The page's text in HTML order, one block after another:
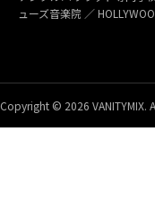
ューズ音楽院 ／
Copyright © 2026 VANITYMIX.